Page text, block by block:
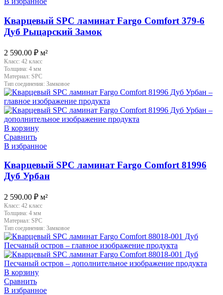
Кварцевый SPC ламинат Fargo Comfort 379-6
Дуб Рыцарский Замок
2 590.00 ₽ м²
Класс: 42 класс
Толщина: 4 мм
Материал: SPC
Тип соединения: Замковое
В корзину
Сравнить
В избранное
Кварцевый SPC ламинат Fargo Comfort 81996
Дуб Урбан
2 590.00 ₽ м²
Класс: 42 класс
Толщина: 4 мм
Материал: SPC
Тип соединения: Замковое
В корзину
Сравнить
В избранное